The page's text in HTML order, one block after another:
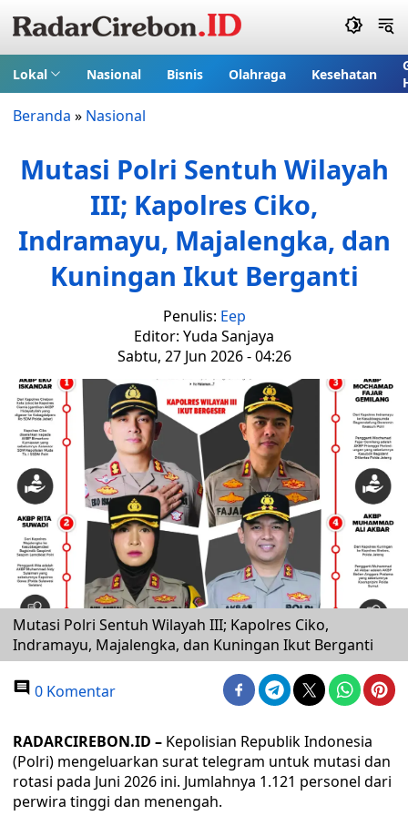
Lokal Nasional Bisnis Olahraga Kesehatan
Beranda » Nasional
Mutasi Polri Sentuh Wilayah
III; Kapolres Ciko,
Indramayu, Majalengka, dan
Kuningan Ikut Berganti
Penulis: Eep
Editor: Yuda Sanjaya
Sabtu, 27 Jun 2026 - 04:26
Mutasi Polri Sentuh Wilayah III; Kapolres Ciko,
Indramayu, Majalengka, dan Kuningan Ikut Berganti
0 Komentar
RADARCIREBON.ID – Kepolisian Republik Indonesia
(Polri) mengeluarkan surat telegram untuk mutasi dan
rotasi pada Juni 2026 ini. Jumlahnya 1.121 personel dari
perwira tinggi dan menengah.